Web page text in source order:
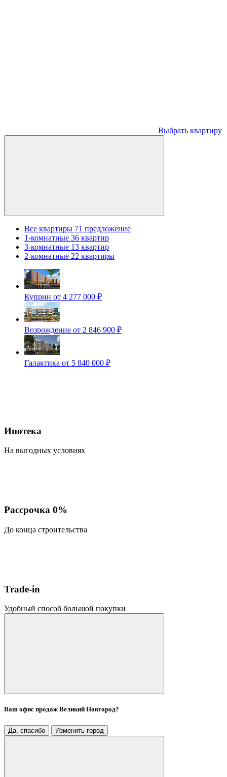
Выбрать квартиру
Все квартиры 71 предложение
1-комнатные 36 квартир
3-комнатные 13 квартир
2-комнатные 22 квартиры
Куприн от 4 277 000 ₽
Возрождение от 2 846 900 ₽
Галактика от 5 840 000 ₽
Ипотека
На выгодных условиях
Рассрочка 0%
До конца строительства
Trade-in
Удобный способ большой покупки
Ваш офис продажВеликий Новгород?
Да, спасибо Изменить город